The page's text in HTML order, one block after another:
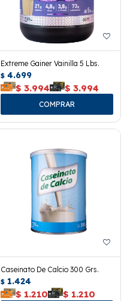
Extreme Gainer Vainilla 5 Lbs.
$ 4.699
$ 3.994 $ 3.994
Caseinato De Calcio 300 Grs.
$ 1.424
$ 1.210 $ 1.210